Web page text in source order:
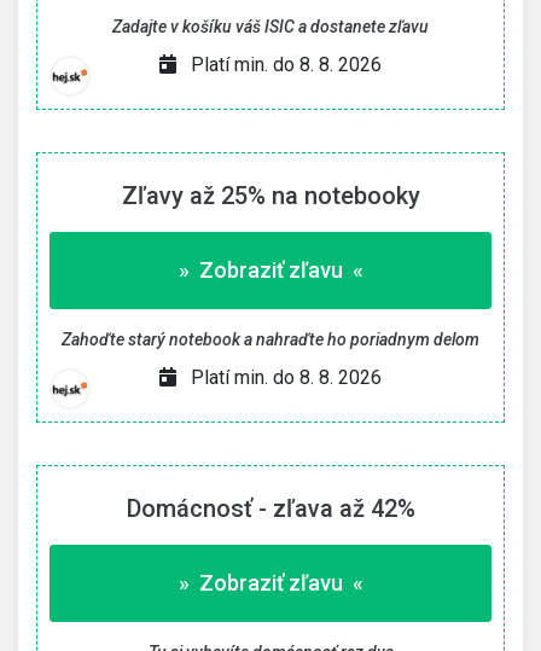
Zadajte v košíku váš ISIC a dostanete zľavu
Platí min. do 8. 8. 2026
Zľavy až 25% na notebooky
» Zobraziť zľavu «
Zahoďte starý notebook a nahraďte ho poriadnym delom
Platí min. do 8. 8. 2026
Domácnosť - zľava až 42%
» Zobraziť zľavu «